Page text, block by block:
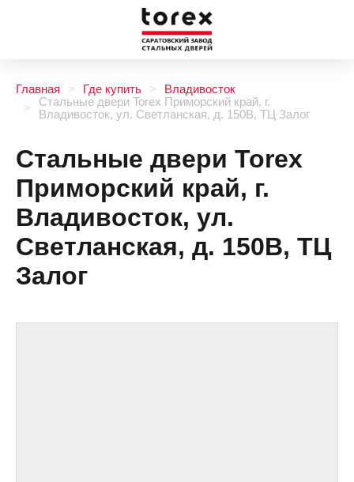
Главная Где купить
Владивосток
Стальные двери Torex Приморский край, г.
Владивосток, ул. Светланская, д. 150В, ТЦ Залог
Стальные двери Torex
Приморский край, г.
Владивосток, ул.
Светланская, д. 150В, ТЦ
Залог